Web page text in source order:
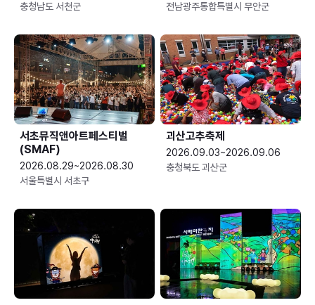
충청남도 서천군
전남광주통합특별시 무안군
서초뮤직앤아트페스티벌
(SMAF)
2026.08.29~2026.08.30
서울특별시 서초구
괴산고추축제
2026.09.03~2026.09.06
충청북도 괴산군